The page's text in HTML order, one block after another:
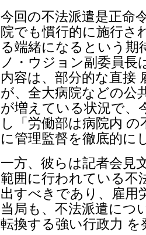
今回の不法派遣是正命
院でも慣行的に施行さ
る端緒になるという期
ノ・ウジョン副委員長
内容は、部分的な直接
が、全大病院などの公
が増えている状況で、
し「労働部は病院内
に管理監督を徹底的に
一方、彼らは記者会見
範囲に行われている不
出すべきであり、雇用
当局も、不法派遣につ
転換する強い行政力